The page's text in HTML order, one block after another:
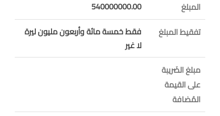
المبلغ
540000000.00
تفقيط المبلغ
فقط خمسة مائة وأربعون مليون ليرة
لا غير
مبلغ الضَريبة
على القيمة
المُضافة